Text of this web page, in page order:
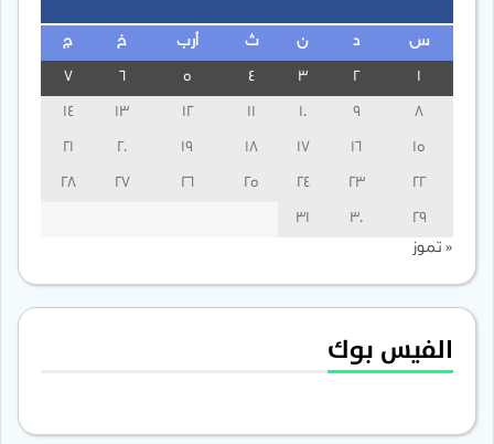
س ن ث أرب خ ج
3
13
14
15
16
17
18
19
20
21
22
23
24
25
26
27
28
29
30
31
« تموز
الفيس بوك